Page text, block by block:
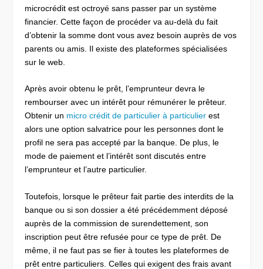
microcrédit est octroyé sans passer par un système
financier. Cette façon de procéder va au-delà du fait
d’obtenir la somme dont vous avez besoin auprès de vos
parents ou amis. Il existe des plateformes spécialisées
sur le web.
Après avoir obtenu le prêt, l’emprunteur devra le
rembourser avec un intérêt pour rémunérer le prêteur.
Obtenir un micro crédit de particulier à particulier est
alors une option salvatrice pour les personnes dont le
profil ne sera pas accepté par la banque. De plus, le
mode de paiement et l’intérêt sont discutés entre
l’emprunteur et l’autre particulier.
Toutefois, lorsque le prêteur fait partie des interdits de la
banque ou si son dossier a été précédemment déposé
auprès de la commission de surendettement, son
inscription peut être refusée pour ce type de prêt. De
même, il ne faut pas se fier à toutes les plateformes de
prêt entre particuliers. Celles qui exigent des frais avant